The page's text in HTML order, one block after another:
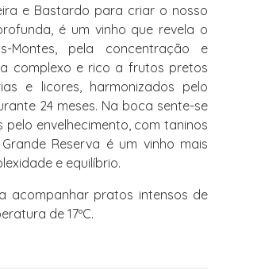
e Bastardo para criar o nosso
é um vinho que revela o
pela concentração e
complexo e rico a frutos pretos
e licores, harmonizados pelo
24 meses. Na boca sente-se
envelhecimento, com taninos
Reserva é um vinho mais
e equilíbrio.
acompanhar pratos intensos de
de 17ºC.